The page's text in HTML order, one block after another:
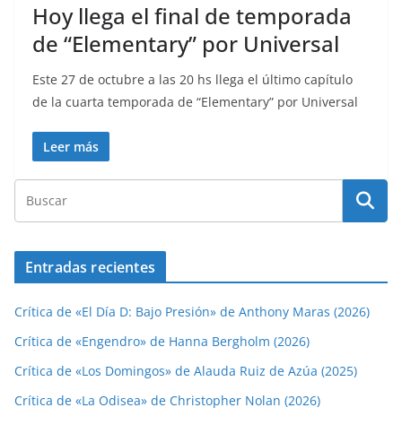
Hoy llega el final de temporada
de “Elementary” por Universal
Este 27 de octubre a las 20 hs llega el último capítulo
de la cuarta temporada de “Elementary” por Universal
Leer más
Entradas recientes
Crítica de «El Día D: Bajo Presión» de Anthony Maras (2026)
Crítica de «Engendro» de Hanna Bergholm (2026)
Crítica de «Los Domingos» de Alauda Ruiz de Azúa (2025)
Crítica de «La Odisea» de Christopher Nolan (2026)